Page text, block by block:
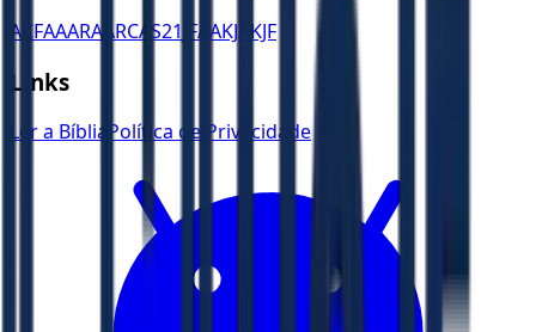
ACFAAARA ARCAS21 JFAAKJA KJF
Links
Ler a Bíblia Política de Privacidade